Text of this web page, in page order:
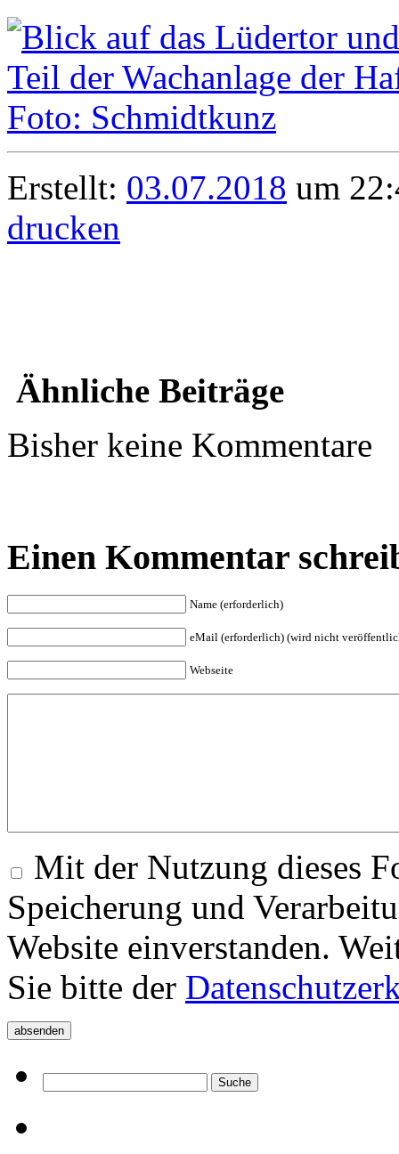
Erstellt: 03.07.2018 um
drucken
Ähnliche Beiträge
Bisher keine Kommentare
Einen Kommentar
Name (erforderlich)
eMail (erforderlich) (wird nicht
Webseite
Mit der Nutzung dieses
Speicherung und
Website einverstanden.
Sie bitte der